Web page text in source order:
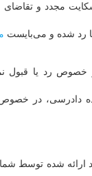
مجدد و تقاضای
رد شده و می‌بایست
رد یا قبول
دادرسی، در
شده توسط شما